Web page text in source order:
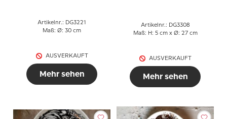
Artikelnr.: DG3221
Maß: Ø: 30 cm
AUSVERKAUFT
Mehr sehen
Artikelnr.: DG3308
Maß: H: 5 cm x Ø: 27 cm
AUSVERKAUFT
Mehr sehen